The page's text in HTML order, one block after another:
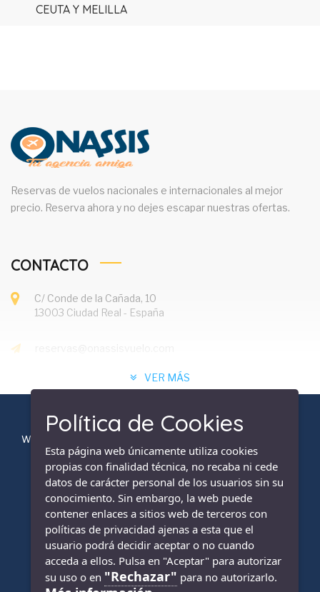
CEUTA Y MELILLA
Reservas de vuelos nacionales e internacionales al mejor
precio. Reserva ahora y no dejes escapar nuestras ofertas.
CONTACTO
C/ Conde de la Cañada, 10
13003 Ciudad Real - España
ENLACES
Servicios
Quiénes somos
Contacto
Mapa del sitio
VER MÁS
Web financiada por la Unión Europea-Next Generation (EU) del
mecanismo de recuperación y resiliencia
Política de Cookies
Esta página web únicamente utiliza cookies
propias con finalidad técnica, no recaba ni cede
datos de carácter personal de los usuarios sin su
conocimiento. Sin embargo, la web puede
contener enlaces a sitios web de terceros con
políticas de privacidad ajenas a esta que el
usuario podrá decidir aceptar o no cuando
acceda a ellos. Pulsa en "Aceptar" para autorizar
su uso o en "Rechazar" para no autorizarlo.